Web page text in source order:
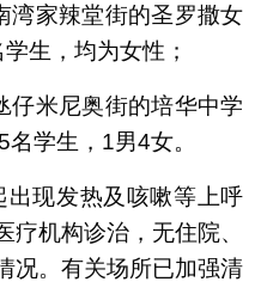
湾家辣堂街的圣罗撒女
生，均为女性；
仔米尼奥街的培华中学
学生，1男4女。
出现发热及咳嗽等上呼
机构诊治，无住院、
况。有关场所已加强清